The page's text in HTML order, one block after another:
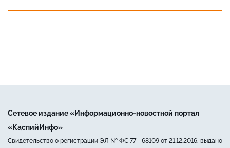
Сетевое издание «Информационно-новостной портал
«КаспийИнфо»
Свидетельство о регистрации ЭЛ № ФС 77 - 68109 от 21.12.2016, выдано